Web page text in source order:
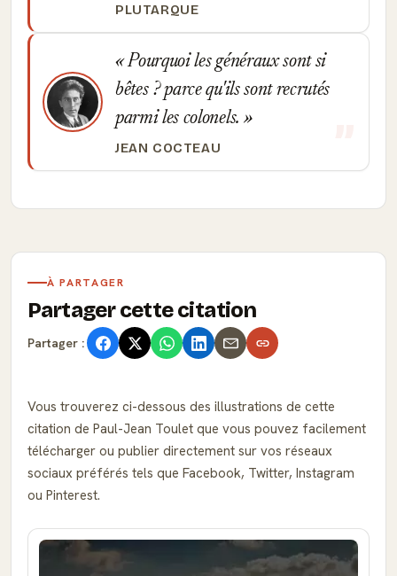
PLUTARQUE
Pourquoi les généraux sont si
bêtes ? parce qu'ils sont recrutés
parmi les colonels.
JEAN COCTEAU
À PARTAGER
Partager cette citation
Partager :
Vous trouverez ci-dessous des illustrations de cette
citation de Paul-Jean Toulet que vous pouvez facilement
télécharger ou publier directement sur vos réseaux
sociaux préférés tels que Facebook, Twitter, Instagram
ou Pinterest.